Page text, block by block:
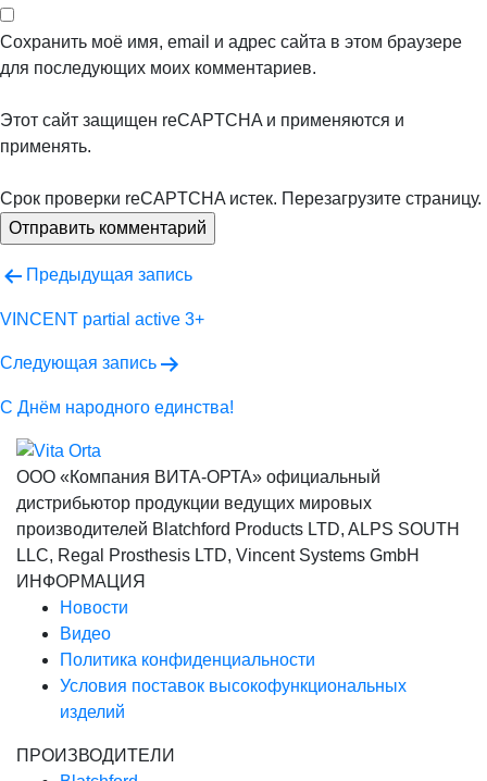
Сохранить моё имя, email и адрес сайта в этом браузере
для последующих моих комментариев.
Этот сайт защищен reCAPTCHA и применяются и
применять.
Срок проверки reCAPTCHA истек. Перезагрузите страницу.
Навигация
по
записям
Предыдущая запись
VINCENT partial active 3+
Следующая запись
С Днём народного единства!
ООО «Компания ВИТА-ОРТА» официальный
дистрибьютор продукции ведущих мировых
производителей Blatchford Products LTD, ALPS SOUTH
LLC, Regal Prosthesis LTD, Vincent Systems GmbH
ИНФОРМАЦИЯ
Новости
Видео
Политика конфиденциальности
Условия поставок высокофункциональных
изделий
ПРОИЗВОДИТЕЛИ